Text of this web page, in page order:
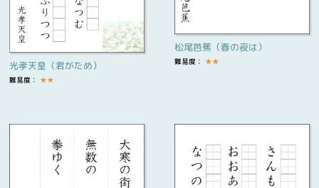
光孝天皇（君がため）
難易度： ★★
松尾芭蕉（春の夜は）
難易度： ★★